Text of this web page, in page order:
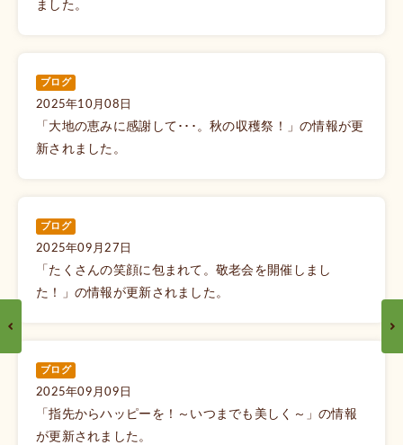
ました。
ブログ
2025年10月08日
「大地の恵みに感謝して･･･。秋の収穫祭！」の情報が更
新されました。
ブログ
2025年09月27日
「たくさんの笑顔に包まれて。敬老会を開催しまし
た！」の情報が更新されました。
ブログ
2025年09月09日
「指先からハッピーを！～いつまでも美しく～」の情報
が更新されました。